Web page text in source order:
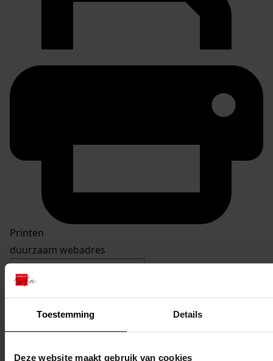
Toestemming Details
Deze website maakt gebruik van cookies
Printen
duurzaam webadres
Inventaris